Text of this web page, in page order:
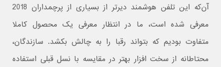
آن‌که این تلفن هوشمند دیرتر از بسیاری از پرچمداران 2018
معرفی شده است، ما در انتظار معرفی یک محصول کاملا
متفاوت بودیم که بتواند رقبا را به چالش بکشد. سازندگان،
محتاطانه از سخت افزار بهتر در مقایسه با نسل قبلی استفاده